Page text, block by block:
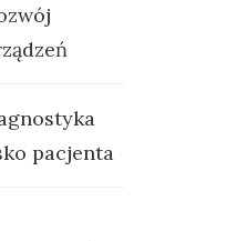
pacjenta